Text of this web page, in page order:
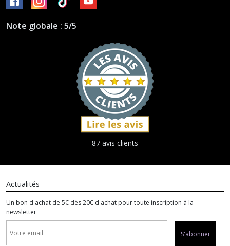
Note globale : 5/5
87 avis clients
Actualités
Un bon d'achat de 5€ dès 20€ d'achat pour toute inscription à la
newsletter
S'abonner